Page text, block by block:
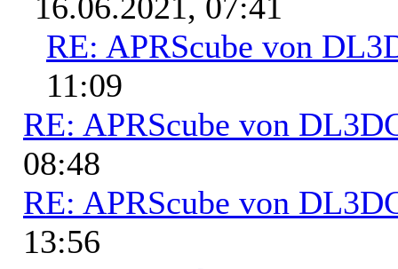
RE: APRScube von
11:09
RE: APRScube von
08:48
RE: APRScube von
13:56